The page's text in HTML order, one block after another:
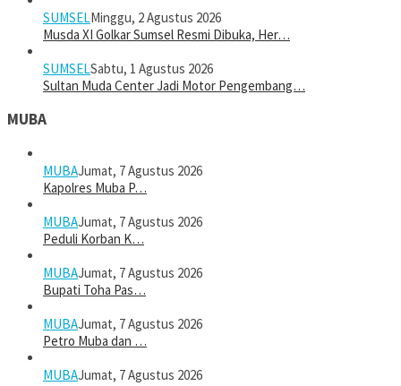
SUMSELMinggu, 2 Agustus 2026
Musda XI Golkar Sumsel Resmi Dibuka, Her…
SUMSELSabtu, 1 Agustus 2026
Sultan Muda Center Jadi Motor Pengembang…
MUBA
MUBAJumat, 7 Agustus 2026
Kapolres Muba P…
MUBAJumat, 7 Agustus 2026
Peduli Korban K…
MUBAJumat, 7 Agustus 2026
Bupati Toha Pas…
MUBAJumat, 7 Agustus 2026
Petro Muba dan …
MUBAJumat, 7 Agustus 2026